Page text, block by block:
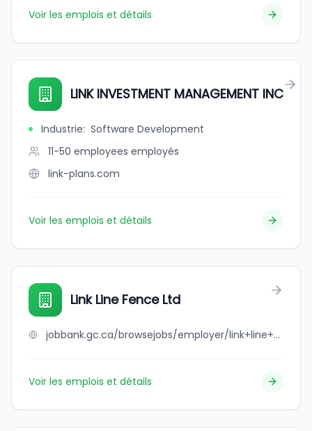
Voir les emplois et détails
LINK INVESTMENT MANAGEMENT INC
Industrie: Software Development
11-50 employees employés
link-plans.com
Voir les emplois et détails
Link Line Fence Ltd
jobbank.gc.ca/browsejobs/employer/link+line+fence+ltd/ca
Voir les emplois et détails